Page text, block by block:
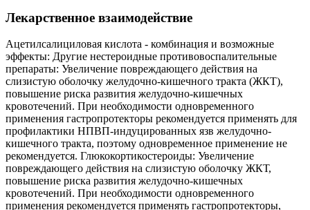
Лекарственное взаимодействие
Ацетилсалициловая кислота - комбинация и возможные
эффекты: Другие нестероидные противовоспалительные
препараты: Увеличение повреждающего действия на
слизистую оболочку желудочно-кишечного тракта (ЖКТ),
повышение риска развития желудочно-кишечных
кровотечений. При необходимости одновременного
применения гастропротекторы рекомендуется применять для
профилактики НПВП-индуцированных язв желудочно-
кишечного тракта, поэтому одновременное применение не
рекомендуется. Глюкокортикостероиды: Увеличение
повреждающего действия на слизистую оболочку ЖКТ,
повышение риска развития желудочно-кишечных
кровотечений. При необходимости одновременного
применения рекомендуется применять гастропротекторы,